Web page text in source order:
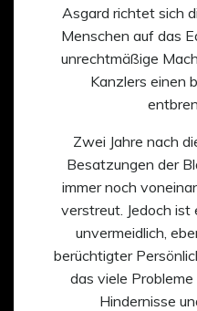
Asgard richtet sich
Menschen auf das
unrechtmäßige
Kanzlers einen
Zwei Jahre nach
Besatzungen der
immer noch
verstreut. Jedoch ist
unvermeidlich,
berüchtigter
das viele
Hindernisse